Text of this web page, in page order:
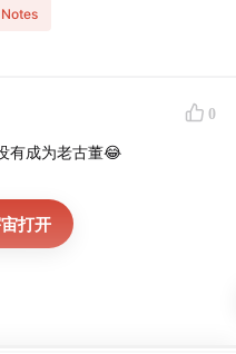
0
有成为老古董😂
打开